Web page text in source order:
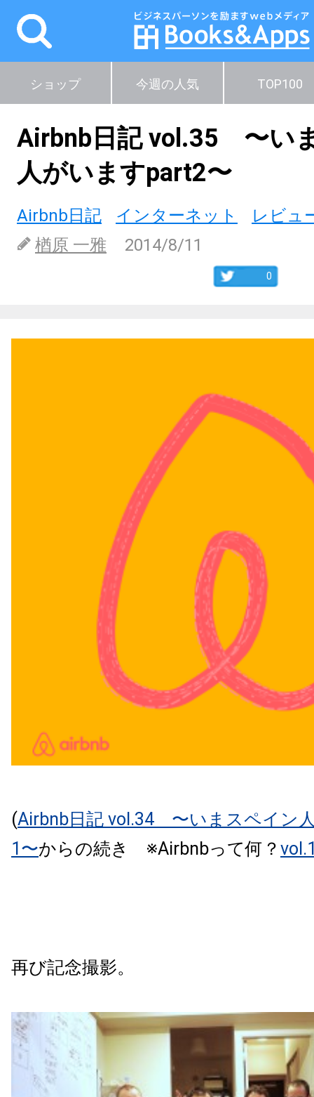
ショップ 今週の人気 TOP100
Airbnb日記 vol.35 〜い
人がいますpart2〜
Airbnb日記 インターネット
レビュ
楢原 一雅
2014/8/11
0
(Airbnb日記 vol.34 〜いまスペイン
1〜からの続き ※Airbnbって何？
再び記念撮影。